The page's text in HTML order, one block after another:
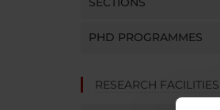
PHD PROGRAMMES
RESEARCH FACILITIES